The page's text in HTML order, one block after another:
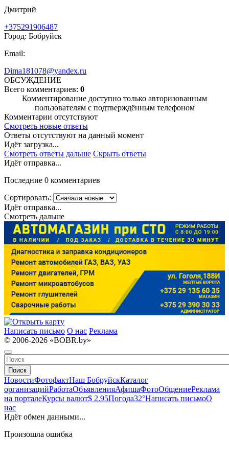
Дмитрий
+375291906487
Город: Бобруйск
Email:
Dima181078@yandex.ru
ОБСУЖДЕНИЕ
Всего комментариев: 0
Комментирование доступно только авторизованным
пользователям с подтверждённым телефоном
Комментарии отсутствуют
Смотреть новые ответы
Ответы отсутствуют на данный момент
Идёт загрузка...
Смотреть ответы дальше Скрыть ответы
Идёт отправка...
Последние 0 комментариев
Сортировать:
Идёт отправка...
Смотреть дальше
Написать письмо О нас Реклама
© 2006-2026 «BOBR.by»
Поиск
НовостиФотофактНаш БобруйскКаталог
организацийРаботаОбъявленияАфишаФотоОбщениеРеклама
на порталеКурсы валют$ 2.95Погода32°Написать письмоО
нас
Идёт обмен данными...
Произошла ошибка